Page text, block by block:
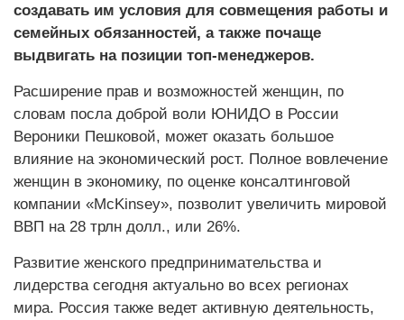
создавать им условия для совмещения работы и
семейных обязанностей, а также почаще
выдвигать на позиции топ-менеджеров.
Расширение прав и возможностей женщин, по
словам посла доброй воли ЮНИДО в России
Вероники Пешковой, может оказать большое
влияние на экономический рост. Полное вовлечение
женщин в экономику, по оценке консалтинговой
компании «McKinsey», позволит увеличить мировой
ВВП на 28 трлн долл., или 26%.
Развитие женского предпринимательства и
лидерства сегодня актуально во всех регионах
мира. Россия также ведет активную деятельность,